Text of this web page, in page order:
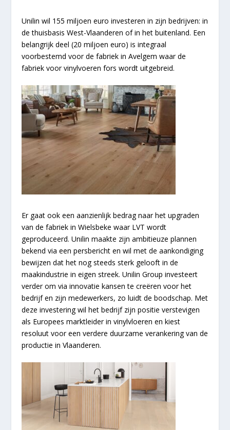
Unilin wil 155 miljoen euro investeren in zijn bedrijven: in
de thuisbasis West-Vlaanderen of in het buitenland. Een
belangrijk deel (20 miljoen euro) is integraal
voorbestemd voor de fabriek in Avelgem waar de
fabriek voor vinylvoeren fors wordt uitgebreid.
Er gaat ook een aanzienlijk bedrag naar het upgraden
van de fabriek in Wielsbeke waar LVT wordt
geproduceerd. Unilin maakte zijn ambitieuze plannen
bekend via een persbericht en wil met de aankondiging
bewijzen dat het nog steeds sterk gelooft in de
maakindustrie in eigen streek. Unilin Group investeert
verder om via innovatie kansen te creëren voor het
bedrijf en zijn medewerkers, zo luidt de boodschap. Met
deze investering wil het bedrijf zijn positie verstevigen
als Europees marktleider in vinylvloeren en kiest
resoluut voor een verdere duurzame verankering van de
productie in Vlaanderen.